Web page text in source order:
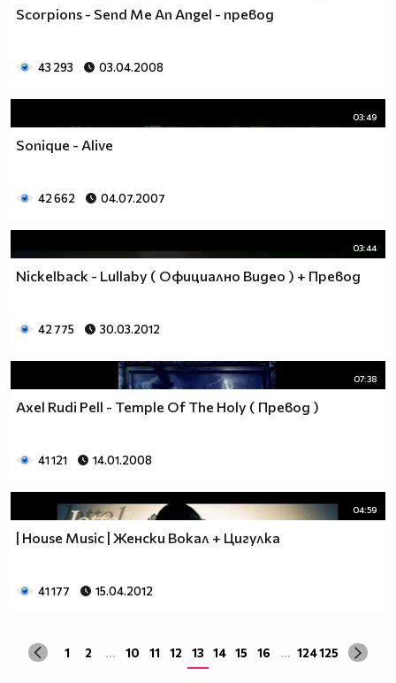
Scorpions - Send Me An Angel - превод
43 293 03.04.2008
03:49
Sonique - Alive
42 662 04.07.2007
03:44
Nickelback - Lullaby ( Официално Видео ) + Превод
42 775 30.03.2012
07:38
Axel Rudi Pell - Temple Of The Holy ( Превод )
41 121 14.01.2008
04:59
| House Music | Женски Вокал + Цигулка
41 177 15.04.2012
1 2 ... 10 11 12 13 14 15 16 ... 124125